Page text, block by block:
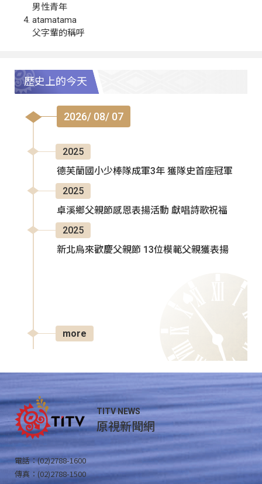
男性青年
atamatama
父字輩的稱呼
歷史上的今天
2026/ 08/ 07
2025
德芙蘭國小少棒隊成軍3年 獲隊史首座冠軍
2025
卓溪鄉父親節感恩表揚活動 獻唱詩歌祝福
2025
新北烏來歡慶父親節 13位模範父親獲表揚
more
TITV NEWS
原視新聞網
電話：(02)2788-1600
傳真：(02)2788-1500